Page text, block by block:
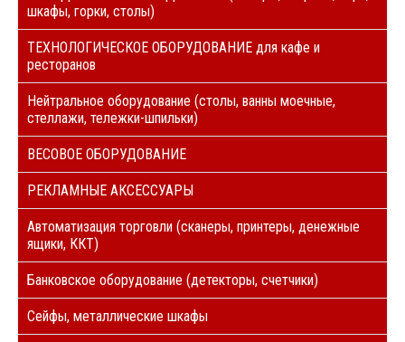
шкафы, горки, столы)
ТЕХНОЛОГИЧЕСКОЕ ОБОРУДОВАНИЕ для кафе и
ресторанов
Нейтральное оборудование (столы, ванны моечные,
стеллажи, тележки-шпильки)
ВЕСОВОЕ ОБОРУДОВАНИЕ
РЕКЛАМНЫЕ АКСЕССУАРЫ
Автоматизация торговли (сканеры, принтеры, денежные
ящики, ККТ)
Банковское оборудование (детекторы, счетчики)
Сейфы, металлические шкафы